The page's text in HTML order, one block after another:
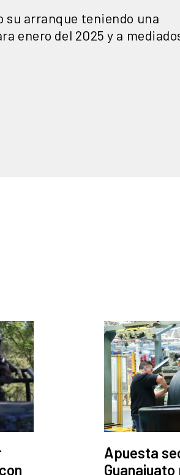
su arranque teniendo una
enero del 2025 y a
Apuesta